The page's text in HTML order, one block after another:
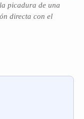
picadura de una
directa con el